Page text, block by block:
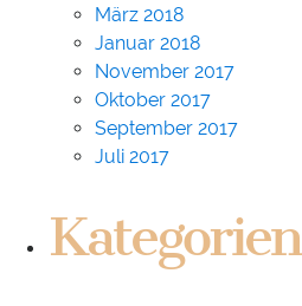
März 2018
Januar 2018
November 2017
Oktober 2017
September 2017
Juli 2017
Kategorien